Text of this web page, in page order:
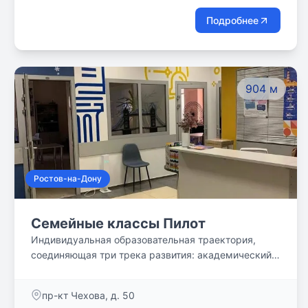
Подробнее
904 м
Ростов-на-Дону
Семейные классы Пилот
Индивидуальная образовательная траектория,
соединяющая три трека развития: академический,
свободен для семьи.
пр-кт Чехова, д. 50